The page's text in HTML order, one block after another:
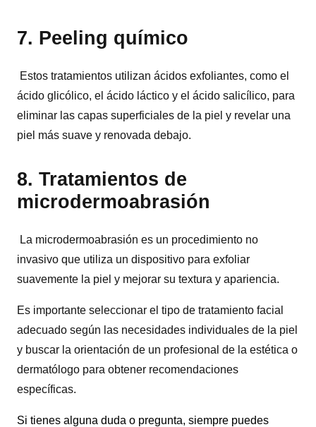
7. Peeling químico
Estos tratamientos utilizan ácidos exfoliantes, como el
ácido glicólico, el ácido láctico y el ácido salicílico, para
eliminar las capas superficiales de la piel y revelar una
piel más suave y renovada debajo.
8. Tratamientos de
microdermoabrasión
La microdermoabrasión es un procedimiento no
invasivo que utiliza un dispositivo para exfoliar
suavemente la piel y mejorar su textura y apariencia.
Es importante seleccionar el tipo de tratamiento facial
adecuado según las necesidades individuales de la piel
y buscar la orientación de un profesional de la estética o
dermatólogo para obtener recomendaciones
específicas.
Si tienes alguna duda o pregunta, siempre puedes